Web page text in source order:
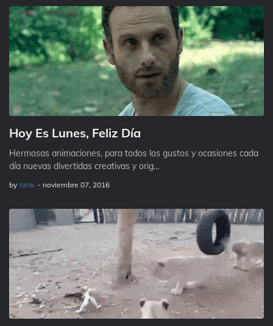
Hoy Es Lunes, Feliz Día
Hermosas animaciones, para todos los gustos y ocasiones cada
día nuevas divertidas creativas y orig…
by new - noviembre 07, 2016